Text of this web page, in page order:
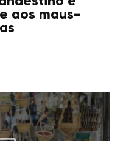
aos maus-